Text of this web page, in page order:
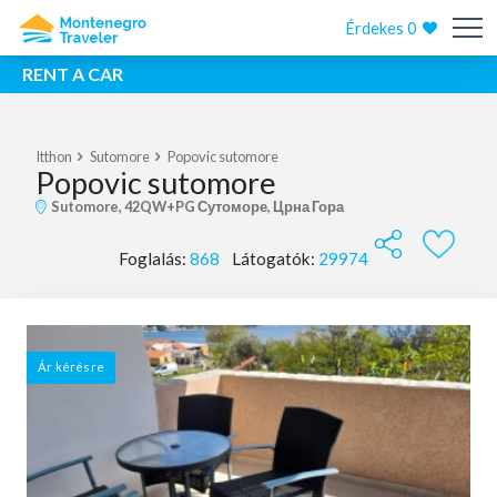
Érdekes0
RENT A CAR
Itthon Sutomore Popovic sutomore
Popovic sutomore
Sutomore, 42QW+PG Сутоморе, Црна Гора
Foglalás: 868 Látogatók: 29974
Ár kérésre